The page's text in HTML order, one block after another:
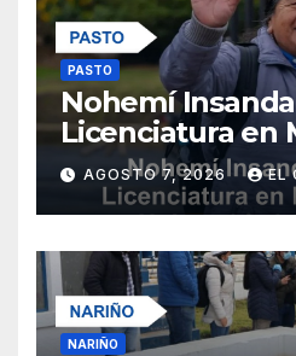
PASTO
Nohemí
Licenciatura en
Universidad de
AGOSTO 7, 2026 EL
NARIÑO